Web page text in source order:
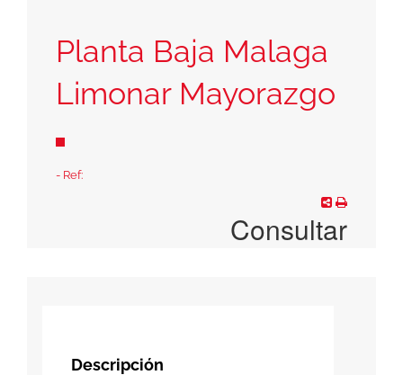
Planta Baja Malaga
Limonar Mayorazgo
- Ref:
Consultar
Descripción